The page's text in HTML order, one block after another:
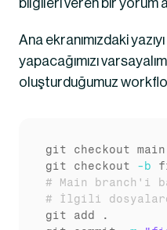
bilgileri veren bir yorum
Ana ekranımızdaki
yapacağımızı
oluşturduğumuz
git
git checkout -b
# Main branch'i
# İlgili
git